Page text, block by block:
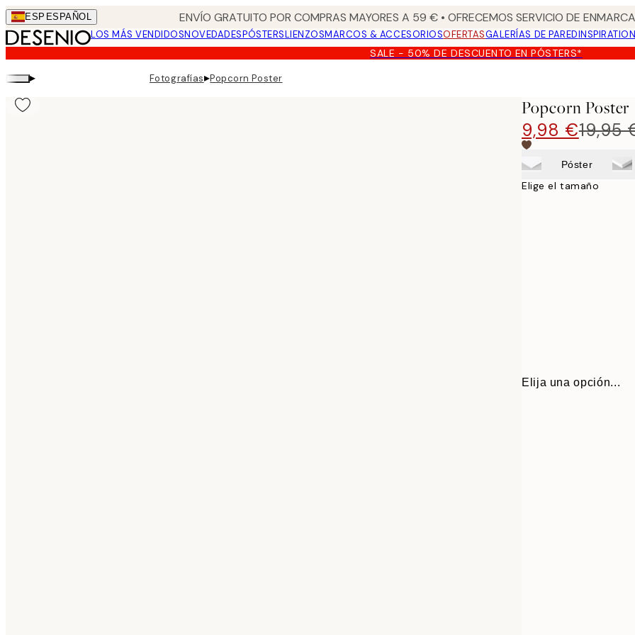
Skip
to
main
content.
ESP ESPAÑOL ENVÍO GRATUITO POR COMPRAS MAYORES A 59 € • OFRECEMOS SERVICIO DE
LOS MÁS VENDIDOSNOVEDADESPÓSTERSLIENZOSMARCOS & ACCESORIOSOFERTASGALERÍAS DE PARED
SALE - 50% DE DESCUENTO EN PÓSTERS*
▸ Fotografías▸Popcorn Poster
Popcorn Poster
9,98 €19,95
Póster
Elige el tamaño
Elija una opción...